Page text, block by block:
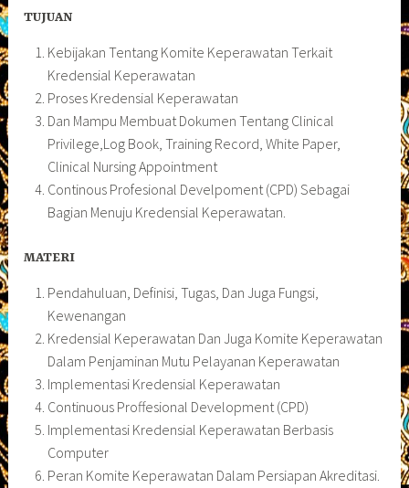
TUJUAN
Kebijakan Tentang Komite Keperawatan Terkait
Kredensial Keperawatan
Proses Kredensial Keperawatan
Dan Mampu Membuat Dokumen Tentang Clinical
Privilege,Log Book, Training Record, White Paper,
Clinical Nursing Appointment
Continous Profesional Develpoment (CPD) Sebagai
Bagian Menuju Kredensial Keperawatan.
MATERI
Pendahuluan, Definisi, Tugas, Dan Juga Fungsi,
Kewenangan
Kredensial Keperawatan Dan Juga Komite Keperawatan
Dalam Penjaminan Mutu Pelayanan Keperawatan
Implementasi Kredensial Keperawatan
Continuous Proffesional Development (CPD)
Implementasi Kredensial Keperawatan Berbasis
Computer
Peran Komite Keperawatan Dalam Persiapan Akreditasi.